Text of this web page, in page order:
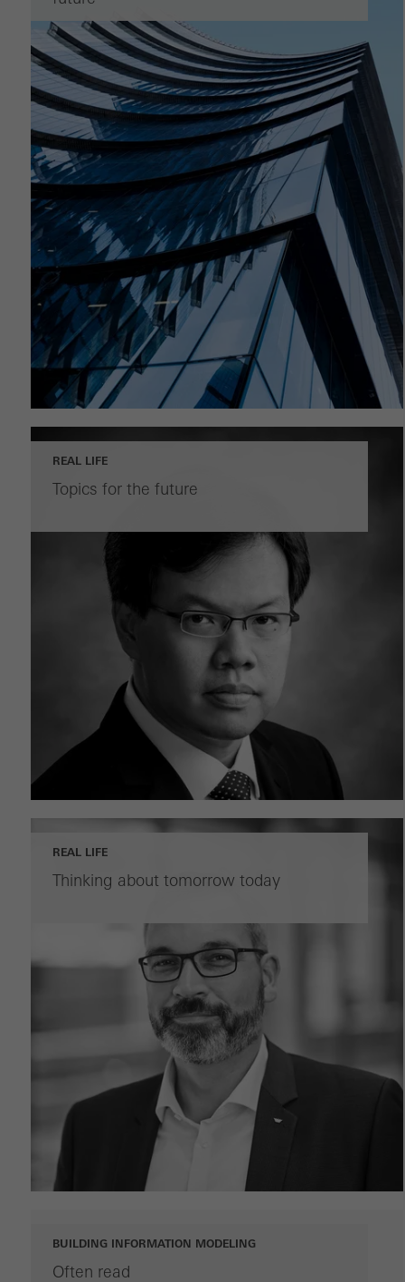
REAL LIFE
Topics for the future
REAL LIFE
Thinking about tomorrow today
BUILDING INFORMATION MODELING
Often read